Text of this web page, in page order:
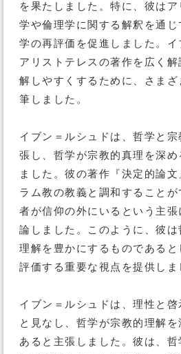
を果たしました。特に、彼は
学や倫理学に関する解釈を通
学の再評価を促進しました。イ
アリストテレスの著作を広く
解しやすくするために、さま
筆しました。
イブン＝ルシュドは、哲学と
張し、哲学が宗教的真理を深め
ました。彼の著作『決定的論
ラム教の教義と調和すること
者が信仰の外にいるという主張
論しました。このように、彼
理解を豊かにするものである
評価する重要な視点を提供しま
イブン＝ルシュドは、理性と
と見なし、哲学が宗教的理解
あると主張しました。彼は、